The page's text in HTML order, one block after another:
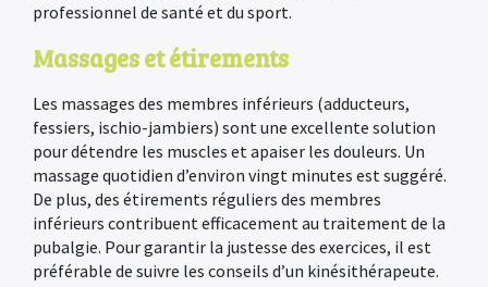
professionnel de santé et du sport.
Massages et étirements
Les massages des membres inférieurs (adducteurs,
fessiers, ischio-jambiers) sont une excellente solution
pour détendre les muscles et apaiser les douleurs. Un
massage quotidien d’environ vingt minutes est suggéré.
De plus, des étirements réguliers des membres
inférieurs contribuent efficacement au traitement de la
pubalgie. Pour garantir la justesse des exercices, il est
préférable de suivre les conseils d’un kinésithérapeute.